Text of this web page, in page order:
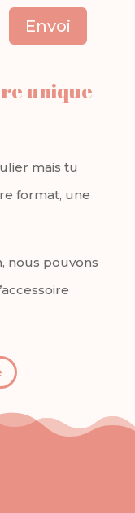
Envoi
unique
mais tu
format, une
nous pouvons